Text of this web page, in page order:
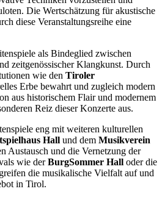
Die Wertschätzung für akustische
diese Veranstaltungsreihe eine
als Bindeglied zwischen
zeitgenössischer Klangkunst. Durch
wie den Tiroler
Erbe bewahrt und zugleich modern
aus historischem Flair und modernem
Reiz dieser Konzerte aus.
eng mit weiteren kulturellen
Hall und dem Musikverein
Austausch und die Vernetzung der
wie derBurgSommer Hall oder die
greifen die musikalische Vielfalt auf und
in Tirol.